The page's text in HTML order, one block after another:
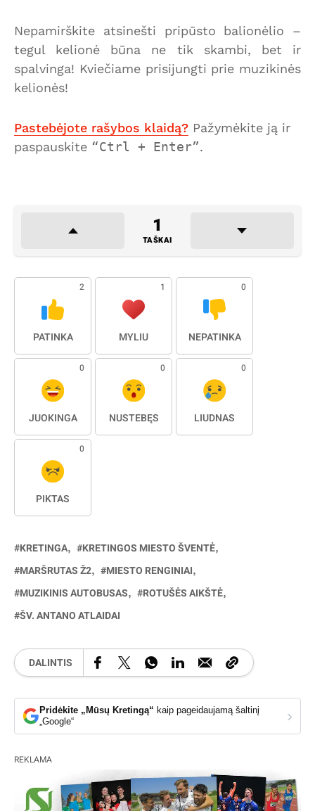
Nepamirškite atsinešti pripūsto balionėlio –
tegul kelionė būna ne tik skambi, bet ir
spalvinga! Kviečiame prisijungti prie muzikinės
kelionės!
Pastebėjote rašybos klaidą? Pažymėkite ją ir
paspauskite
Ctrl + Enter .
1
TAŠKAI
2
PATINKA
1
MYLIU
0
NEPATINKA
0
JUOKINGA
0
NUSTEBĘS
0
LIŪDNAS
0
PIKTAS
KRETINGA
KRETINGOS MIESTO ŠVENTĖ
MARŠRUTAS Ž2
MIESTO RENGINIAI
MUZIKINIS AUTOBUSAS
ROTUŠĖS AIKŠTĖ
ŠV. ANTANO ATLAIDAI
DALINTIS
Pridėkite „Mūsų Kretingą“ kaip pageidaujamą šaltinį
„Google“
›
REKLAMA